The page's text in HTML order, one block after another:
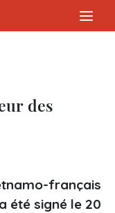
des
français
été signé le 20